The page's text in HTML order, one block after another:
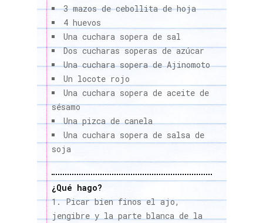
3 mazos de cebollita de hoja
4 huevos
Una cuchara sopera de sal
Dos cucharas soperas de azúcar
Una cuchara sopera de Ajinomoto
Un locote rojo
Una cuchara sopera de aceite de
sésamo
Una pizca de canela
Una cuchara sopera de salsa de
soja
¿Qué hago?
Picar bien finos el ajo,
jengibre y la parte blanca de la